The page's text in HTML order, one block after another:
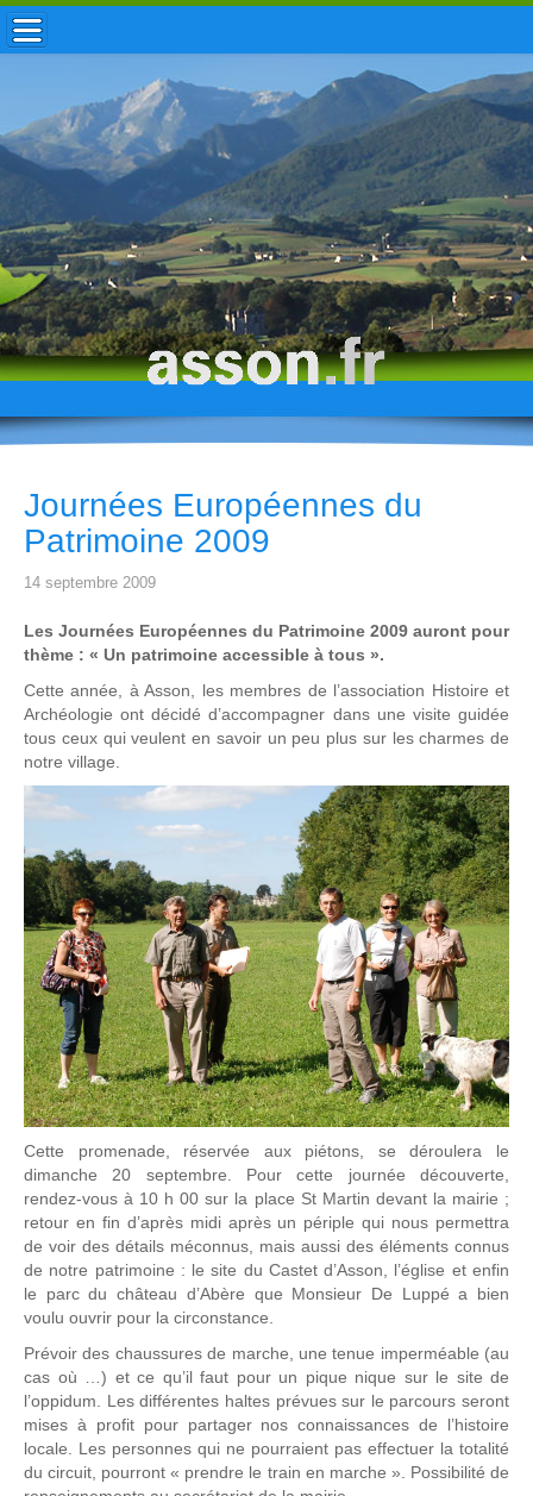
ACCUEIL / INFOS
MUNICIPALITÉ
VIE LOCALE
ENFANCE
TOURISME
HISTOIRE
Journées Européennes du
Patrimoine 2009
14 septembre 2009
Les Journées Européennes du Patrimoine 2009 auront pour
thème : « Un patrimoine accessible à tous ».
Cette année, à Asson, les membres de l’association Histoire et
Archéologie ont décidé d’accompagner dans une visite guidée
tous ceux qui veulent en savoir un peu plus sur les charmes de
notre village.
Cette promenade, réservée aux piétons, se déroulera le
dimanche 20 septembre. Pour cette journée découverte,
rendez-vous à 10 h 00 sur la place St Martin devant la mairie ;
retour en fin d’après midi après un périple qui nous permettra
de voir des détails méconnus, mais aussi des éléments connus
de notre patrimoine : le site du Castet d’Asson, l’église et enfin
le parc du château d’Abère que Monsieur De Luppé a bien
voulu ouvrir pour la circonstance.
Prévoir des chaussures de marche, une tenue imperméable (au
cas où …) et ce qu’il faut pour un pique nique sur le site de
l’oppidum. Les différentes haltes prévues sur le parcours seront
mises à profit pour partager nos connaissances de l’histoire
locale. Les personnes qui ne pourraient pas effectuer la totalité
du circuit, pourront « prendre le train en marche ». Possibilité de